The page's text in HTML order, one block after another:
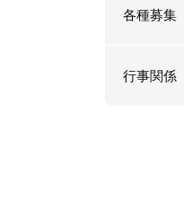
各種募集
行事関係